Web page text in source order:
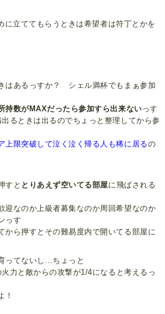
に立ててもらうときは希望者は符丁とかを
はあるっすか？ シェル満杯でもまぁ参加
持数がMAXだったら参加すら出来ない っす
るときは出るのでちょっと整理してから参
上限突破して泣く泣く帰る人も稀に居るの
すと とりあえず空いてる部屋に飛ばされる
迎なのか上級者募集なのか周回希望なのか
っす
から押すとその難易度内で開いてる部屋に
ってないし…ちょっと
力と敵からの攻撃が1/4になると考えるっ
！